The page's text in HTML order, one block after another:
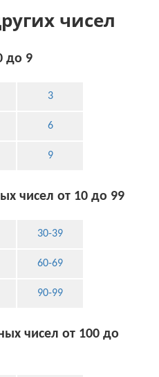
чисел
до 9
3
6
9
чисел от 10 до 99
30-39
60-69
90-99
чисел от 100 до